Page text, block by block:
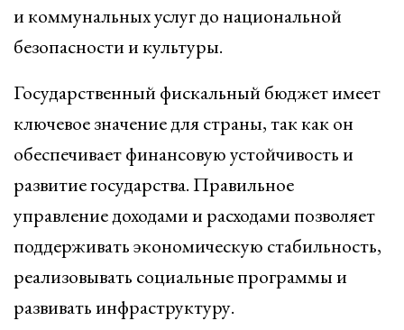
и коммунальных услуг до национальной
безопасности и культуры.
Государственный фискальный бюджет имеет
ключевое значение для страны, так как он
обеспечивает финансовую устойчивость и
развитие государства. Правильное
управление доходами и расходами позволяет
поддерживать экономическую стабильность,
реализовывать социальные программы и
развивать инфраструктуру.